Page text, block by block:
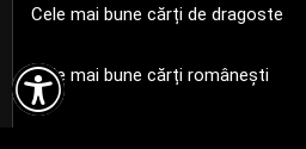

Cele mai bune cărți de dragoste
Cele mai bune cărți românești